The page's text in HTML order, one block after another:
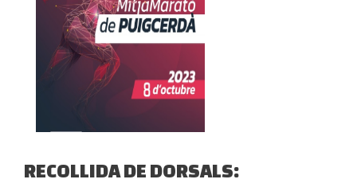
RECOLLIDA DE DORSALS: